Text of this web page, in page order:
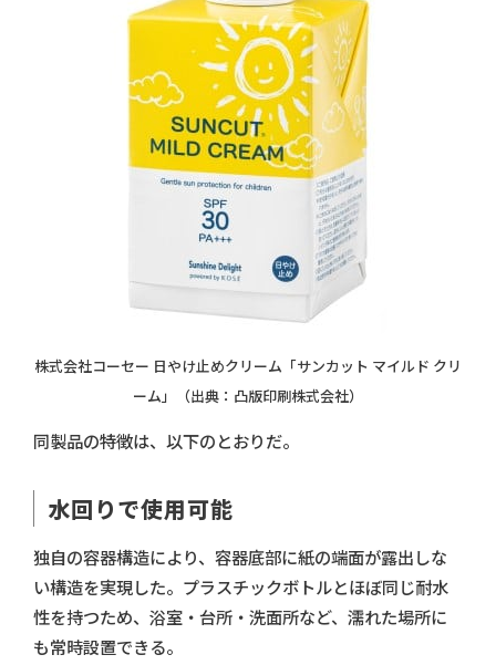
株式会社コーセー 日やけ止めクリーム「サンカット マイルド クリ
ーム」（出典：凸版印刷株式会社）
同製品の特徴は、以下のとおりだ。
水回りで使用可能
独自の容器構造により、容器底部に紙の端面が露出しな
い構造を実現した。プラスチックボトルとほぼ同じ耐水
性を持つため、浴室・台所・洗面所など、濡れた場所に
も常時設置できる。